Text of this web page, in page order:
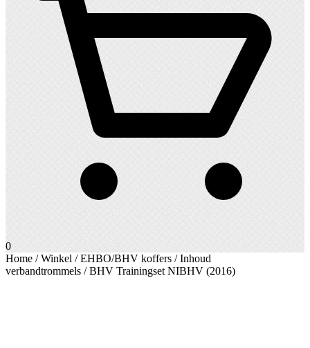
0
Home /Winkel /EHBO/BHV koffers /Inhoud
verbandtrommels / BHV Trainingset NIBHV (2016)